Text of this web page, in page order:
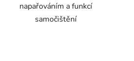
napařováním a funkcí
samočištění